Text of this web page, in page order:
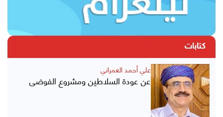
كتابات
علي أحمد العمراني
عن عودة السلاطين ومشروع الفوضى